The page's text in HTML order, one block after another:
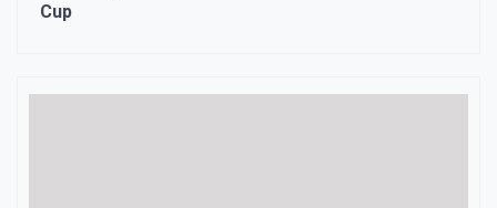
Cup